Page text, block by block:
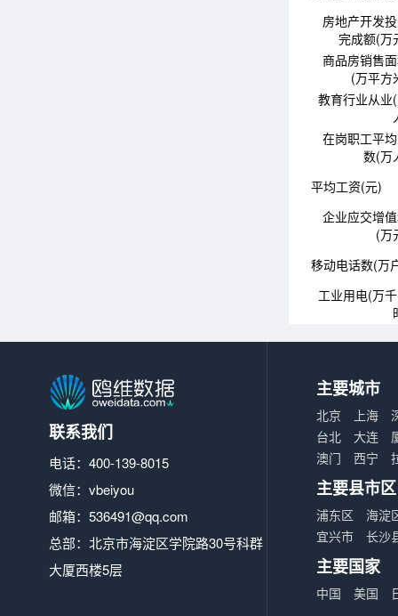
房地产开发
完成额(万
商品房销售
(万平方
教育行业从业
在岗职工平
数(万
平均工资(元)
企业应交增
(万
移动电话数(万
工业用电(万
联系我们
电话：400-139-8015
微信：vbeiyou
邮箱： 536491@qq.com
总部：北京市海淀区学院路30号科群
大厦西楼5层
主要城市
北京 上海
台北
大连
澳门
西宁
主要县市区
浦东区
海淀
宜兴市
长沙
主要国家
中国 美国